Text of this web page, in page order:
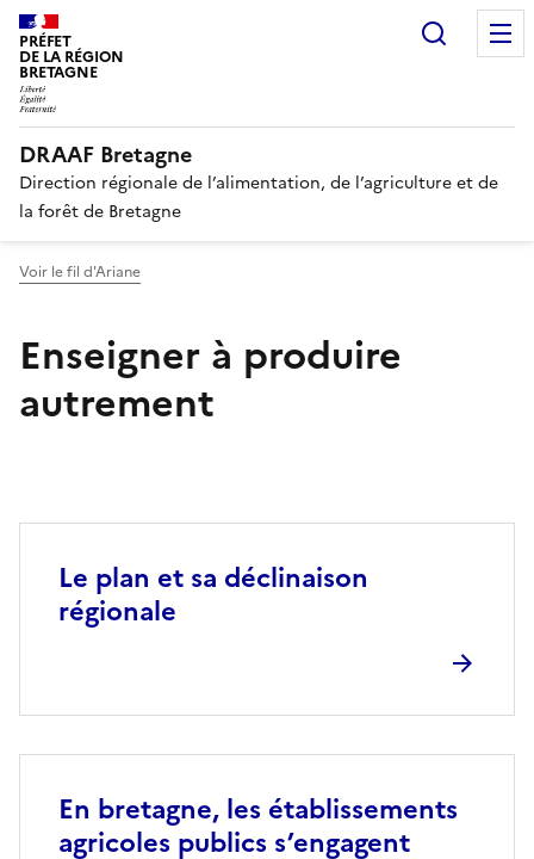
PRÉFET
DE LA RÉGION
BRETAGNE
DRAAF Bretagne
Direction régionale de l’alimentation, de l’agriculture et de
la forêt de Bretagne
Voir le fil d'Ariane
Enseigner à produire
autrement
Le plan et sa déclinaison
régionale
En bretagne, les établissements
agricoles publics s’engagent